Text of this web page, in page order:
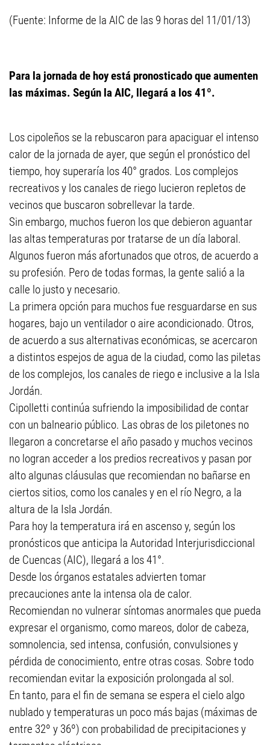
(Fuente: Informe de la AIC de las 9 horas del 11/01/13)
Para la jornada de hoy está pronosticado que aumenten
las máximas. Según la AIC, llegará a los 41º.
Los cipoleños se la rebuscaron para apaciguar el intenso
calor de la jornada de ayer, que según el pronóstico del
tiempo, hoy superaría los 40° grados. Los complejos
recreativos y los canales de riego lucieron repletos de
vecinos que buscaron sobrellevar la tarde.
Sin embargo, muchos fueron los que debieron aguantar
las altas temperaturas por tratarse de un día laboral.
Algunos fueron más afortunados que otros, de acuerdo a
su profesión. Pero de todas formas, la gente salió a la
calle lo justo y necesario.
La primera opción para muchos fue resguardarse en sus
hogares, bajo un ventilador o aire acondicionado. Otros,
de acuerdo a sus alternativas económicas, se acercaron
a distintos espejos de agua de la ciudad, como las piletas
de los complejos, los canales de riego e inclusive a la Isla
Jordán.
Cipolletti continúa sufriendo la imposibilidad de contar
con un balneario público. Las obras de los piletones no
llegaron a concretarse el año pasado y muchos vecinos
no logran acceder a los predios recreativos y pasan por
alto algunas cláusulas que recomiendan no bañarse en
ciertos sitios, como los canales y en el río Negro, a la
altura de la Isla Jordán.
Para hoy la temperatura irá en ascenso y, según los
pronósticos que anticipa la Autoridad Interjurisdiccional
de Cuencas (AIC), llegará a los 41°.
Desde los órganos estatales advierten tomar
precauciones ante la intensa ola de calor.
Recomiendan no vulnerar síntomas anormales que pueda
expresar el organismo, como mareos, dolor de cabeza,
somnolencia, sed intensa, confusión, convulsiones y
pérdida de conocimiento, entre otras cosas. Sobre todo
recomiendan evitar la exposición prolongada al sol.
En tanto, para el fin de semana se espera el cielo algo
nublado y temperaturas un poco más bajas (máximas de
entre 32º y 36º) con probabilidad de precipitaciones y